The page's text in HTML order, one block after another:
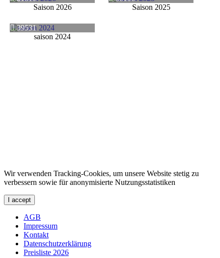
Saison 2026
Saison 2025
39531
saison 2024
Wir verwenden Tracking-Cookies, um unsere Website stetig zu
verbessern sowie für anonymisierte Nutzungsstatistiken
I accept
AGB
Impressum
Kontakt
Datenschutzerklärung
Preisliste 2026